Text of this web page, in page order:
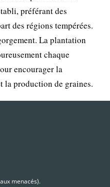
préférant des
des régions tempérées.
La plantation
chaque
encourager la
production de graines.
menacés).